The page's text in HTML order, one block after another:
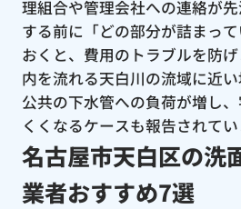
理組合や管理会社への連絡が
する前に「どの部分が詰まっ
おくと、費用のトラブルを防
内を流れる天白川の流域に近
公共の下水管への負荷が増し
くくなるケースも報告されてい
名古屋市天白区の洗
業者おすすめ7選